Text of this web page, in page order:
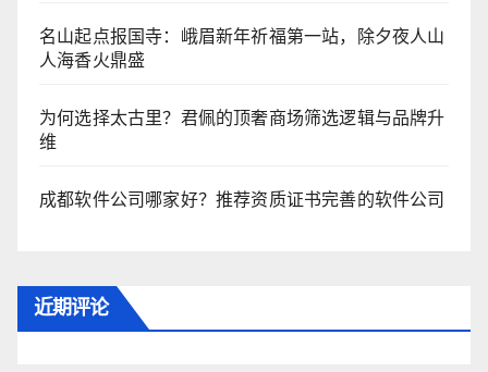
名山起点报国寺：峨眉新年祈福第一站，除夕夜人山
人海香火鼎盛
为何选择太古里？君佩的顶奢商场筛选逻辑与品牌升
维
成都软件公司哪家好？推荐资质证书完善的软件公司
近期评论